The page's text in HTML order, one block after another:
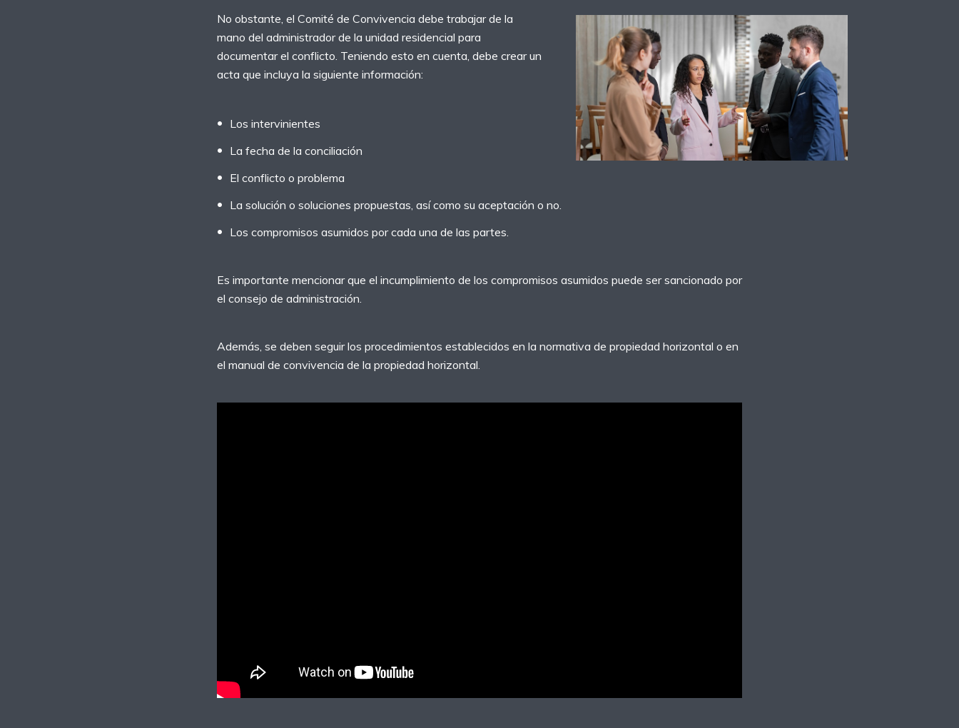
No obstante, el Comité de Convivencia debe trabajar de la
mano del administrador de la unidad residencial para
documentar el conflicto. Teniendo esto en cuenta, debe crear un
acta que incluya la siguiente información:
Los intervinientes
La fecha de la conciliación
El conflicto o problema
La solución o soluciones propuestas, así como su aceptación o no.
Los compromisos asumidos por cada una de las partes.
Es importante mencionar que el incumplimiento de los compromisos asumidos puede ser sancionado por
el consejo de administración.
Además, se deben seguir los procedimientos establecidos en la normativa de propiedad horizontal o en
el manual de convivencia de la propiedad horizontal.